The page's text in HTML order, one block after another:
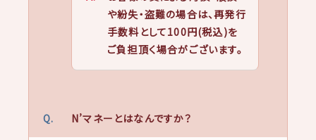
や紛失・盗難の場合は、再発行
手数料として100円(税込)を
ご負担頂く場合がございます。
N’マネーとはなんですか？